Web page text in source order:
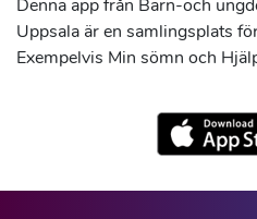
Denna app från Barn-och
Uppsala är en samlingsplats
Exempelvis Min sömn och